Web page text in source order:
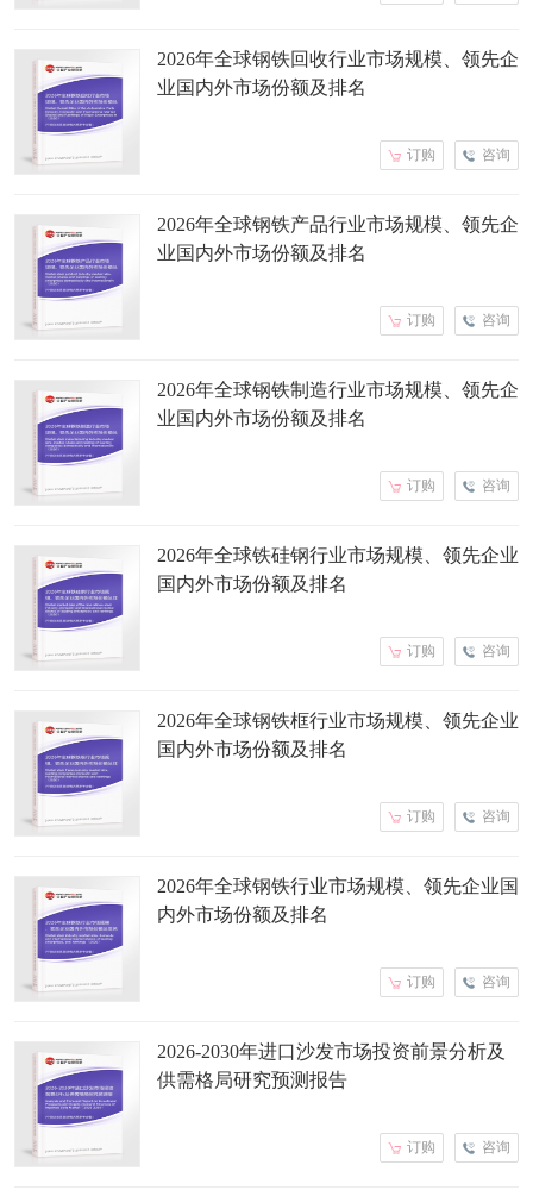
2026年全球钢铁回收行业市场规模、领先企
业国内外市场份额及排名
咨询
订购
2026年全球钢铁产品行业市场规模、领先企
业国内外市场份额及排名
咨询
订购
2026年全球钢铁制造行业市场规模、领先企
业国内外市场份额及排名
咨询
订购
2026年全球铁硅钢行业市场规模、领先企业
国内外市场份额及排名
咨询
订购
2026年全球钢铁框行业市场规模、领先企业
国内外市场份额及排名
咨询
订购
2026年全球钢铁行业市场规模、领先企业国
内外市场份额及排名
咨询
订购
2026-2030年进口沙发市场投资前景分析及
供需格局研究预测报告
咨询
订购